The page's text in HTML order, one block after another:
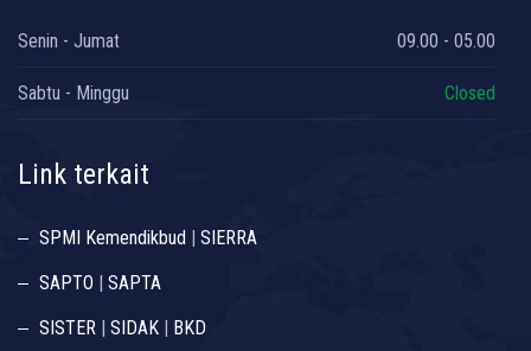
Senin - Jumat 09.00 - 05.00
Sabtu - Minggu Closed
Link terkait
SPMI Kemendikbud | SIERRA
SAPTO | SAPTA
SISTER | SIDAK | BKD